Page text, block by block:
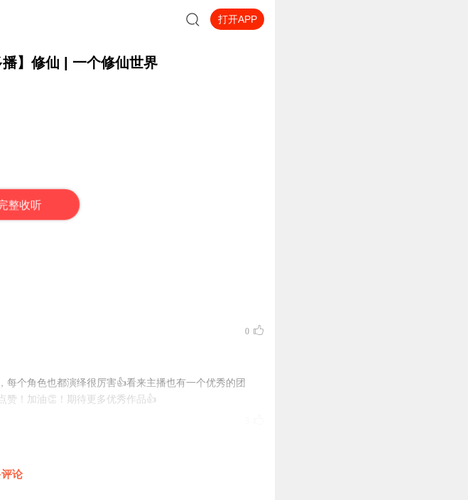
打开APP
】修仙 | 一个修仙世界
整收听
0
个角色也都演绎很厉害👍看来主播也有一个优秀的团
赞！加油👏！期待更多优秀作品👍
论